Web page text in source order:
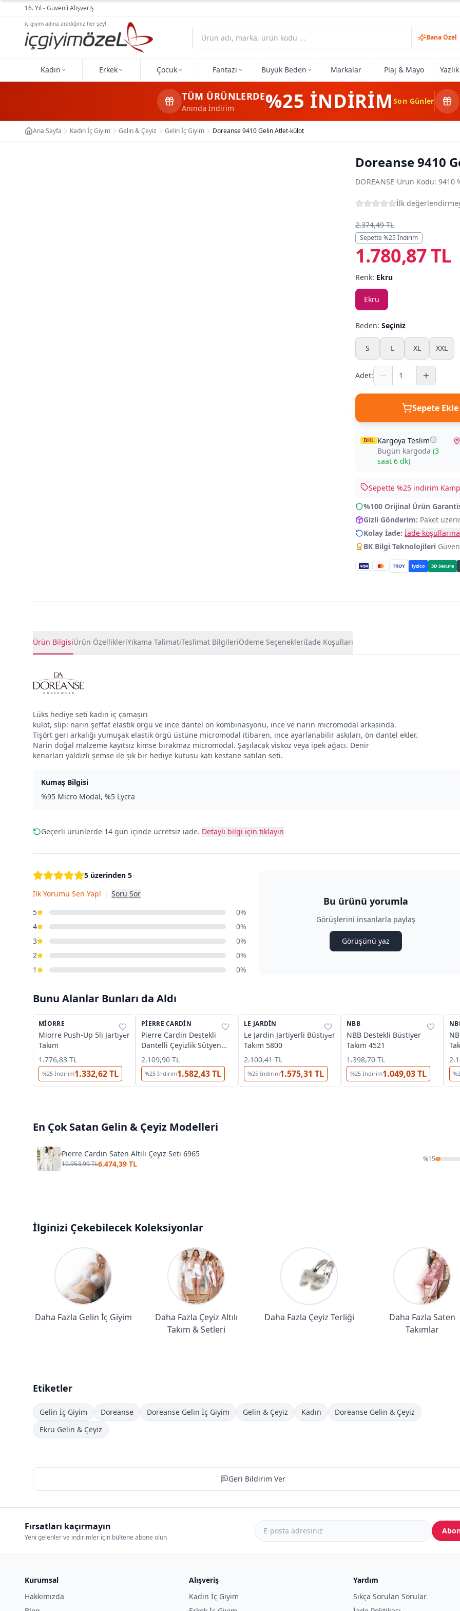
Ana içeriğe geç16. Yıl - Güvenli Alışveriş
iç giyim adına aradığınız her şey!
Bana Özel
Kadın Erkek Çocuk Fantazi Büyük Beden Markalar Plaj & Mayo
TÜM ÜRÜNLERDE
Anında İndirim %25 İNDİRİMSon Günler
Ana Sayfa Kadın İç Giyim Gelin & Çeyiz Gelin İç Giyim Doreanse 9410 Gelin Atlet-külot
Doreanse 9410
DOREANSE·Ürün Kodu: 9410·
İlk
2.374,49 TL
Sepette %25 İndirim
1.780,87 TL
Renk: Ekru
Ekru
Beden: Seçiniz
S L XL XXL
Adet:
Sepete Ekle
DHL Kargoya Teslim
Bugün kargoda (3
saat 6 dk)
Sepette %25 indirim
%100 Orijinal Ürün
Gizli Gönderim: Paket
Kolay İade: İade koşullarına
BK Bilgi Teknolojileri
TROY iyzico 3D Secure
Ürün BilgisiÜrün ÖzellikleriYıkama TalimatıTeslimat BilgileriÖdeme Seçenekleriİade Koşulları
Lüks hediye seti kadın iç çamaşırı
külot, slip: narin şeffaf elastik örgü ve ince dantel ön kombinasyonu, ince ve narin micromodal arkasında.
Tişört geri arkalığı yumuşak elastik örgü üstüne micromodal itibaren, ince ayarlanabilir askıları, ön dantel ekler.
Narin doğal malzeme kayıtsız kimse bırakmaz micromodal. Şaşılacak viskoz veya ipek ağacı. Denir
kenarları yaldızlı şemse ile şık bir hediye kutusu katı kestane satılan seti.
Kumaş Bilgisi
%95 Micro Modal, %5 Lycra
Geçerli ürünlerde 14 gün içinde ücretsiz iade. Detaylı bilgi için tıklayın
5 üzerinden 5
İlk Yorumu Sen Yap! | Soru Sor
5
0%
4
0%
3
0%
2
0%
1
0%
Bu ürünü yorumla
Görüşlerini insanlarla paylaş
Görüşünü yaz
Bunu Alanlar Bunları da Aldı
%40
MIORRE
Miorre Push-Up 5li Jartiyer
Takım
1.776,83 TL
%25 İndirim1.332,62 TL
%26
PIERRE CARDIN
Pierre Cardin Destekli
Dantelli Çeyizlik Sütyen
Külot Takımı 4032
2.109,90 TL
%25 İndirim1.582,43 TL
% 41
LE JARDIN
Le Jardin Jartiyerli Büstiyer
Takım 5800
2.100,41 TL
%25 İndirim1.575,31 TL
%39
NBB
NBB Destekli Büstiyer
Takım 4521
1.398,70 TL
%25 İndirim1.049,03 TL
%
%
En Çok Satan Gelin & Çeyiz Modelleri
Pierre Cardin Saten Altılı Çeyiz Seti 6965
10.953,99 TL6.474,39 TL
%15
İlginizi Çekebilecek Koleksiyonlar
Daha Fazla Gelin İç Giyim
Daha Fazla Çeyiz Altılı
Takım & Setleri
Daha Fazla Çeyiz Terliği
Daha Fazla Saten
Takımlar
Etiketler
Gelin İç Giyim Doreanse Doreanse Gelin İç Giyim Gelin & Çeyiz Kadın
Doreanse Gelin & Çeyiz
Ekru Gelin & Çeyiz
Geri Bildirim Ver
Fırsatları kaçırmayın
Yeni gelenler ve indirimler için bültene abone olun
Kurumsal
Hakkımızda
Alışveriş
Kadın İç Giyim
Yardım
Sıkça Sorulan Sorular